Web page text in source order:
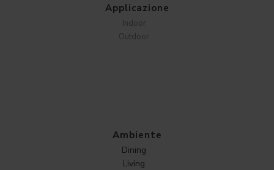
Applicazione
Indoor
Outdoor
Ambiente
Dining
Living